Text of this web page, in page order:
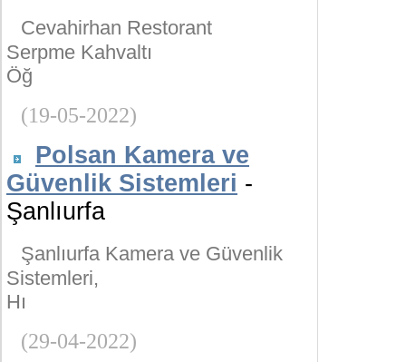
Cevahirhan Restorant
Serpme Kahvaltı
Öğ
(19-05-2022)
Polsan Kamera ve
Güvenlik Sistemleri -
Şanlıurfa
Şanlıurfa Kamera ve Güvenlik
Sistemleri,
Hı
(29-04-2022)